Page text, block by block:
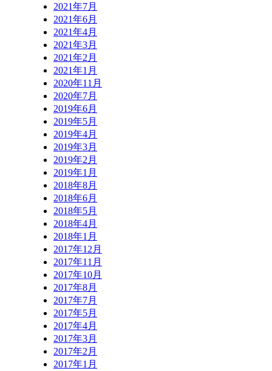
2021年7月
2021年6月
2021年4月
2021年3月
2021年2月
2021年1月
2020年11月
2020年7月
2019年6月
2019年5月
2019年4月
2019年3月
2019年2月
2019年1月
2018年8月
2018年6月
2018年5月
2018年4月
2018年1月
2017年12月
2017年11月
2017年10月
2017年8月
2017年7月
2017年5月
2017年4月
2017年3月
2017年2月
2017年1月